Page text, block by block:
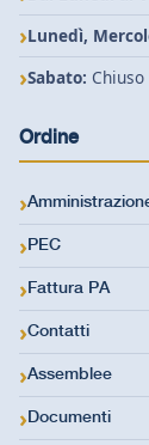
Lunedì,
Sabato: Chiuso
Ordine
PEC
Fattura PA
Contatti
Assemblee
Documenti